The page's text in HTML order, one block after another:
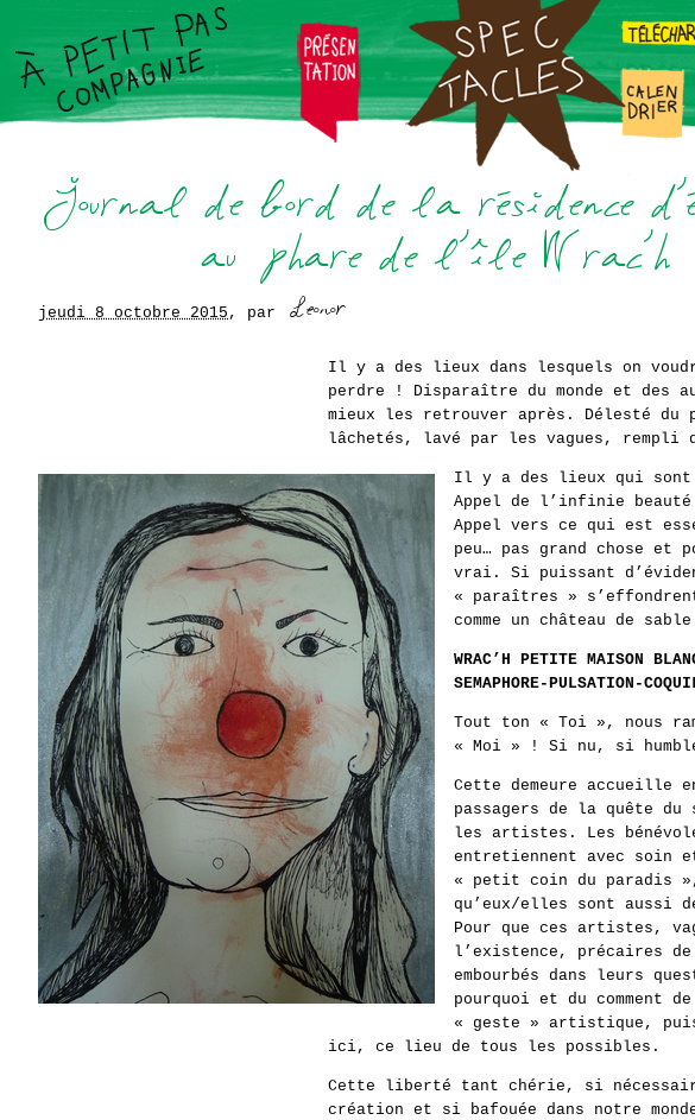
jeudi 8 octobre 2015 , par
Il y a des lieux dans lesquels on
perdre ! Disparaître du monde et des
mieux les retrouver après. Délesté du
lâchetés, lavé par les vagues, rempli
Il y a des lieux qui sont
Appel de l’infinie
Appel vers ce qui est
peu… pas grand chose et
vrai. Si puissant
« paraîtres »
comme un château de
WRAC’H PETITE MAISON
SEMAPHORE-PULSATION-
Tout ton « Toi », nous
« Moi » ! Si nu, si
Cette demeure accueille
passagers de la quête du
les artistes. Les
entretiennent avec soin
« petit coin du paradis
qu’eux/elles sont aussi
Pour que ces artistes,
l’existence, précaires
embourbés dans leurs
pourquoi et du comment
« geste » artistique,
ici, ce lieu de tous les possibles.
Cette liberté tant chérie, si
création et si bafouée dans notre